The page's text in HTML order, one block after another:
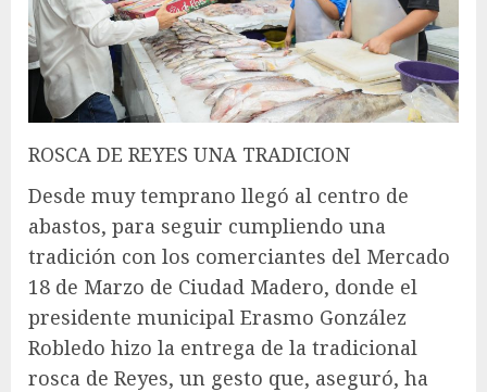
ROSCA DE REYES UNA TRADICION
Desde muy temprano llegó al centro de
abastos, para seguir cumpliendo una
tradición con los comerciantes del Mercado
18 de Marzo de Ciudad Madero, donde el
presidente municipal Erasmo González
Robledo hizo la entrega de la tradicional
rosca de Reyes, un gesto que, aseguró, ha